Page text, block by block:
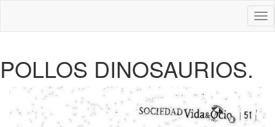
POLLOS DINOSAURIOS.